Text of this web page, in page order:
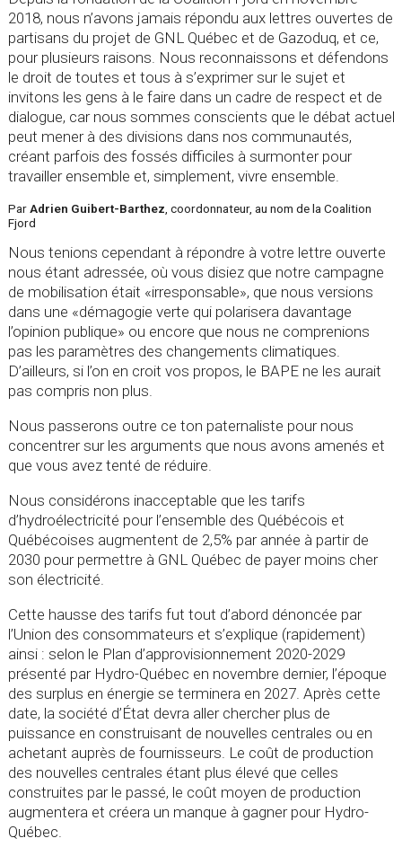
2018, nous n’avons jamais répondu aux lettres ouvertes de
partisans du projet de GNL Québec et de Gazoduq, et ce,
pour plusieurs raisons. Nous reconnaissons et défendons
le droit de toutes et tous à s’exprimer sur le sujet et
invitons les gens à le faire dans un cadre de respect et de
dialogue, car nous sommes conscients que le débat actuel
peut mener à des divisions dans nos communautés,
créant parfois des fossés difficiles à surmonter pour
travailler ensemble et, simplement, vivre ensemble.
ParAdrien Guibert-Barthez, coordonnateur, au nom de la Coalition
Fjord
Nous tenions cependant à répondre à votre lettre ouverte
nous étant adressée, où vous disiez que notre campagne
de mobilisation était «irresponsable», que nous versions
dans une «démagogie verte qui polarisera davantage
l’opinion publique» ou encore que nous ne comprenions
pas les paramètres des changements climatiques.
D’ailleurs, si l’on en croit vos propos, le BAPE ne les aurait
pas compris non plus.
Nous passerons outre ce ton paternaliste pour nous
concentrer sur les arguments que nous avons amenés et
que vous avez tenté de réduire.
Nous considérons inacceptable que les tarifs
d’hydroélectricité pour l’ensemble des Québécois et
Québécoises augmentent de 2,5% par année à partir de
2030 pour permettre à GNL Québec de payer moins cher
son électricité.
Cette hausse des tarifs fut tout d’abord dénoncée par
l’Union des consommateurs et s’explique (rapidement)
ainsi : selon le Plan d’approvisionnement 2020-2029
présenté par Hydro-Québec en novembre dernier, l’époque
des surplus en énergie se terminera en 2027. Après cette
date, la société d’État devra aller chercher plus de
puissance en construisant de nouvelles centrales ou en
achetant auprès de fournisseurs. Le coût de production
des nouvelles centrales étant plus élevé que celles
construites par le passé, le coût moyen de production
augmentera et créera un manque à gagner pour Hydro-
Québec.